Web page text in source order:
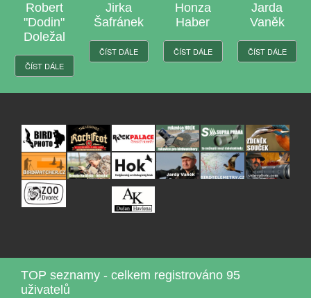
Jirka
Šafránek
Honza
Haber
ČÍST DÁLE
Jarda
Vaněk
ČÍST DÁLE
Laďa
Jasso
ČÍST DÁLE
TOP seznamy - celkem registrováno 95
uživatelů